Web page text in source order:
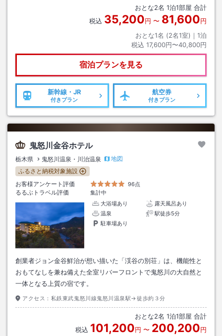
おとな2名 1泊1部屋 合計
税込 35,200円 〜 81,600円
おとな1名 (2名1室)｜ 1泊
税込 17,600円〜40,800円
宿泊プランを見る
新幹線・JR
付きプラン
航空券
付きプラン
鬼怒川金谷ホテル
栃木県 鬼怒川温泉・川治温泉
地図
ふるさと納税対象施設
お客様アンケート評価
96点
るるぶトラベル評価
集計中
大浴場あり
露天風呂あり
温泉
駅徒歩5分
駐車場あり
創業者ジョン金谷鮮治が想い描いた「渓谷の別荘」は、機能性と
おもてなしを兼ね備えた全室リバーフロントで鬼怒川の大自然と
一体となる上質の宿です。
アクセス： 私鉄東武鬼怒川線鬼怒川温泉駅→徒歩約３分
おとな2名 1泊1部屋 合計
税込 101,200円 〜 200,200円